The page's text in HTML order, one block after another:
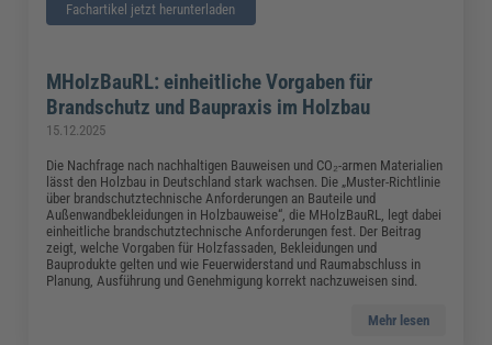
Fachartikel jetzt herunterladen
MHolzBauRL: einheitliche Vorgaben für
Brandschutz und Baupraxis im Holzbau
15.12.2025
Die Nachfrage nach nachhaltigen Bauweisen und CO₂-armen Materialien
lässt den Holzbau in Deutschland stark wachsen. Die „Muster-Richtlinie
über brandschutztechnische Anforderungen an Bauteile und
Außenwandbekleidungen in Holzbauweise“, die MHolzBauRL, legt dabei
einheitliche brandschutztechnische Anforderungen fest. Der Beitrag
zeigt, welche Vorgaben für Holzfassaden, Bekleidungen und
Bauprodukte gelten und wie Feuerwiderstand und Raumabschluss in
Planung, Ausführung und Genehmigung korrekt nachzuweisen sind.
Mehr lesen